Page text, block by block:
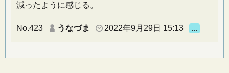
減ったように感じる。
No.423 うなづま 2022年9月29日 15:13